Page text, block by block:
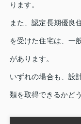
ります。
また、認定長期優良
を受けた住宅は、一
があります。
いずれの場合も、設
類を取得できるかど